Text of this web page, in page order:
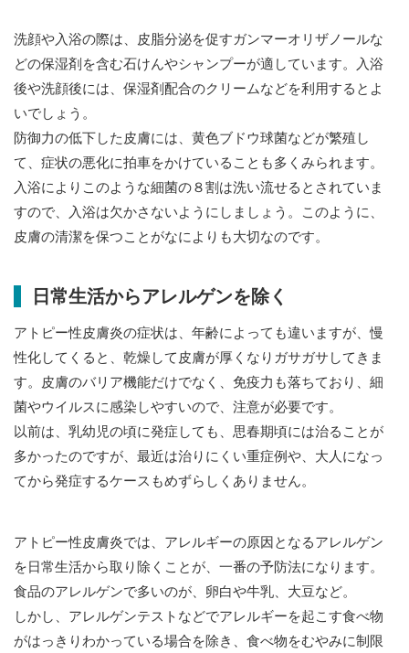
洗顔や入浴の際は、皮脂分泌を促すガンマーオリザノールな
どの保湿剤を含む石けんやシャンプーが適しています。入浴
後や洗顔後には、保湿剤配合のクリームなどを利用するとよ
いでしょう。
防御力の低下した皮膚には、黄色ブドウ球菌などが繁殖し
て、症状の悪化に拍車をかけていることも多くみられます。
入浴によりこのような細菌の８割は洗い流せるとされていま
すので、入浴は欠かさないようにしましょう。このように、
皮膚の清潔を保つことがなによりも大切なのです。
日常生活からアレルゲンを除く
アトピー性皮膚炎の症状は、年齢によっても違いますが、慢
性化してくると、乾燥して皮膚が厚くなりガサガサしてきま
す。皮膚のバリア機能だけでなく、免疫力も落ちており、細
菌やウイルスに感染しやすいので、注意が必要です。
以前は、乳幼児の頃に発症しても、思春期頃には治ることが
多かったのですが、最近は治りにくい重症例や、大人になっ
てから発症するケースもめずらしくありません。
アトピー性皮膚炎では、アレルギーの原因となるアレルゲン
を日常生活から取り除くことが、一番の予防法になります。
食品のアレルゲンで多いのが、卵白や牛乳、大豆など。
しかし、アレルゲンテストなどでアレルギーを起こす食べ物
がはっきりわかっている場合を除き、食べ物をむやみに制限